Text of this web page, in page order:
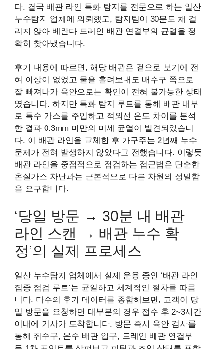
다. 결국 배관 라인 특화 탐지를 전문으로 하는 일산
누수탐지 업체에 의뢰했고, 탐지팀이 30분도 채 걸
리지 않아 베란다 드레인 배관 연결부의 균열을 정
확히 찾아냈습니다.
후기 내용에 따르면, 해당 배관은 겉으로 보기에 전
혀 이상이 없었고 물을 흘려보내도 배수구 쪽으로
잘 빠져나가 육안으로는 확인이 전혀 불가능한 상태
였습니다. 하지만 특화 탐지 루트를 통해 배관 내부
로 특수 가스를 주입하고 적외선 온도 차이를 분석
한 결과 0.3mm 미만의 미세 균열이 발견되었습니
다. 이 배관 라인을 교체한 후 가구주는 2년째 누수
문제가 전혀 발생하지 않았다고 전했습니다. 이렇듯
배관 라인을 중점적으로 점검하는 접근법은 단순한
온실가스 차단과는 근본적으로 다른 차원의 정밀함
을 요구합니다.
‘당일 방문 → 30분 내 배관
라인 스캔 → 배관 누수 확
정’의 실제 프로세스
일산 누수탐지 업체에서 실제 운용 중인 ‘배관 라인
집중 점검 루트’는 균일하고 체계적인 절차를 따릅
니다. 다수의 후기 데이터를 종합해보면, 고객이 당
일 방문을 요청하면 대부분의 경우 접수 후 2~3시간
이내에 기사가 도착합니다. 방문 즉시 육안 검사를
통해 취수구, 온수 배관 입구, 드레인 배관 연결부